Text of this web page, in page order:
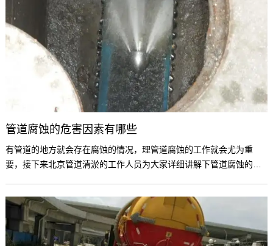
管道腐蚀的危害因素有哪些
有管道的地方就会存在腐蚀的情况，理管道腐蚀的工作就会尤为重
要，接下来北京管道清淤的工作人员为大家详细讲解下管道腐蚀的危